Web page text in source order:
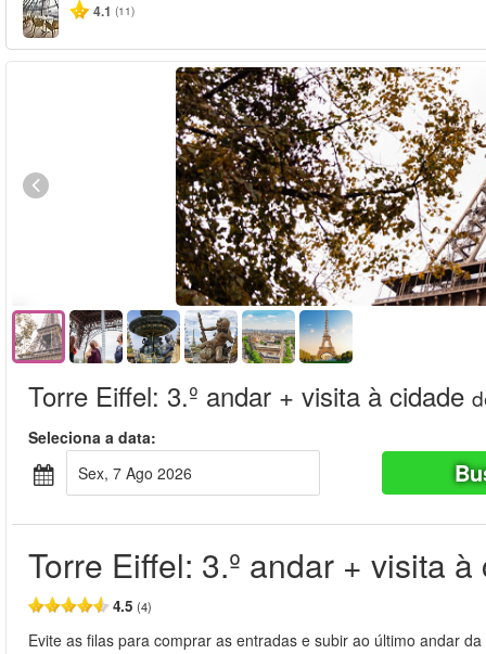
4.1 (11)
Torre Eiffel: 3.º andar + visita à cidade
Seleciona a data:
Sex, 7 Ago 2026
Torre Eiffel: 3.º andar + visita
4.5 (4)
Evite as filas para comprar as entradas e subir ao último andar